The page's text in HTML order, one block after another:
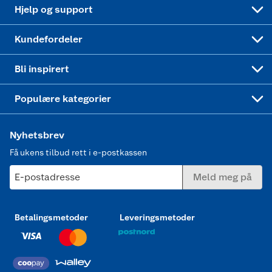
Hjelp og support
Kundefordeler
Bli inspirert
Populære kategorier
Nyhetsbrev
Få ukens tilbud rett i e-postkassen
E-postadresse Meld meg på
Betalingsmetoder Leveringsmetoder